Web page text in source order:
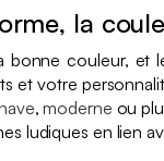
la
bonne couleur, et
et votre
,moderne ou
ludiques en lien